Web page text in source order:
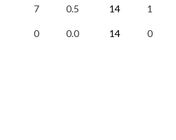
7 0.5 14 1
0 0.0 14 0